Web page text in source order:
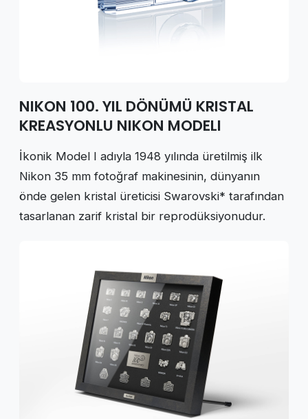
NIKON 100. YIL DÖNÜMÜ KRISTAL
KREASYONLU NIKON MODELI
İkonik Model I adıyla 1948 yılında üretilmiş ilk
Nikon 35 mm fotoğraf makinesinin, dünyanın
önde gelen kristal üreticisi Swarovski* tarafından
tasarlanan zarif kristal bir reprodüksiyonudur.